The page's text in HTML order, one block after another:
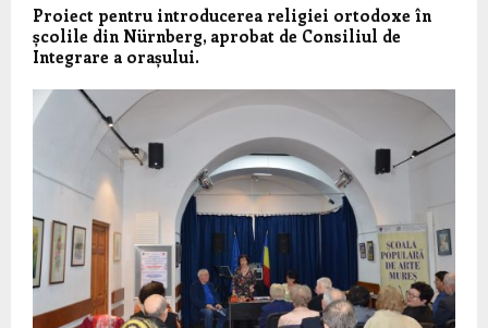
Proiect pentru introducerea religiei ortodoxe în
școlile din Nürnberg, aprobat de Consiliul de
Integrare a orașului.